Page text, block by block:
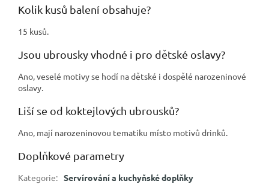
Kolik kusů balení obsahuje?
15 kusů.
Jsou ubrousky vhodné i pro dětské oslavy?
Ano, veselé motivy se hodí na dětské i dospělé narozeninové
oslavy.
Liší se od koktejlových ubrousků?
Ano, mají narozeninovou tematiku místo motivů drinků.
Doplňkové parametry
Kategorie: Servírování a kuchyňské doplňky